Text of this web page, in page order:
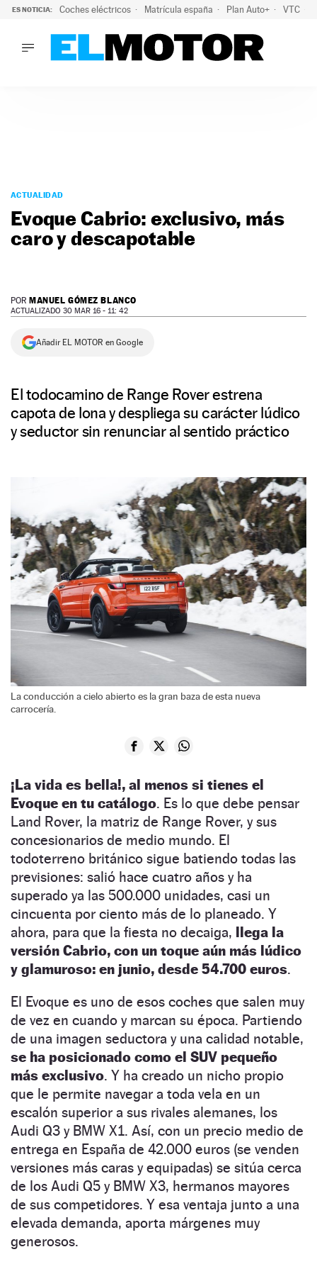
ES NOTICIA: Coches eléctricos Matrícula españa Plan Auto+ VTC
PODCAST
MOTOS
TECNOLOGÍA
SERVICIOS
NEWSLETTER
ACTUALIDAD
Evoque Cabrio: exclusivo, más
caro y descapotable
POR MANUEL GÓMEZ BLANCO
ACTUALIZADO 30 MAR 16 - 11: 42
Añadir EL MOTOR en Google
El todocamino de Range Rover estrena
capota de lona y despliega su carácter lúdico
y seductor sin renunciar al sentido práctico
La conducción a cielo abierto es la gran baza de esta nueva
carrocería.
¡La vida es bella!, al menos si tienes el
Evoque en tu catálogo. Es lo que debe pensar
Land Rover, la matriz de Range Rover, y sus
concesionarios de medio mundo. El
todoterreno británico sigue batiendo todas las
previsiones: salió hace cuatro años y ha
superado ya las 500.000 unidades, casi un
cincuenta por ciento más de lo planeado. Y
ahora, para que la fiesta no decaiga, llega la
versión Cabrio, con un toque aún más lúdico
y glamuroso: en junio, desde 54.700 euros.
El Evoque es uno de esos coches que salen muy
de vez en cuando y marcan su época. Partiendo
de una imagen seductora y una calidad notable,
se ha posicionado como el SUV pequeño
más exclusivo. Y ha creado un nicho propio
que le permite navegar a toda vela en un
escalón superior a sus rivales alemanes, los
Audi Q3 y BMW X1. Así, con un precio medio de
entrega en España de 42.000 euros (se venden
versiones más caras y equipadas) se sitúa cerca
de los Audi Q5 y BMW X3, hermanos mayores
de sus competidores. Y esa ventaja junto a una
elevada demanda, aporta márgenes muy
generosos.